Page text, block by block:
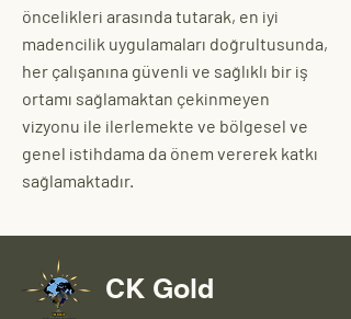
öncelikleri arasında tutarak, en iyi
madencilik uygulamaları doğrultusunda,
her çalışanına güvenli ve sağlıklı bir iş
ortamı sağlamaktan çekinmeyen
vizyonu ile ilerlemekte ve bölgesel ve
genel istihdama da önem vererek katkı
sağlamaktadır.
CK Gold